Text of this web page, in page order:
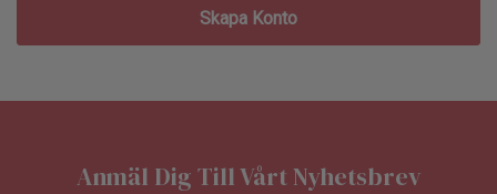
Anmäl Dig Till Vårt Nyhetsbrev